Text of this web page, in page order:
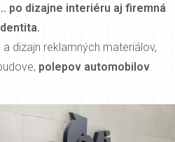
po dizajne interiéru aj firemná
a dizajn reklamných materiálov,
polepov automobilov.